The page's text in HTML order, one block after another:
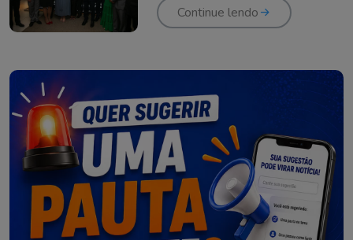
Continue lendo